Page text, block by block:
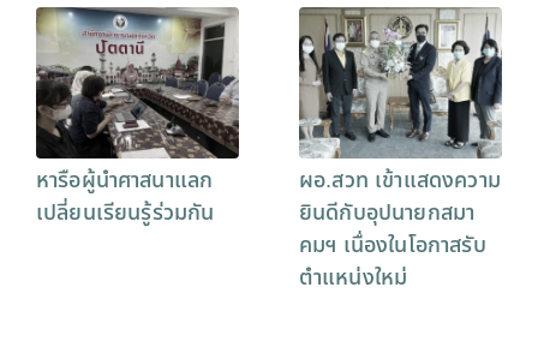
หารือผู้นำศาสนาแลก
เปลี่ยนเรียนรู้ร่วมกัน
ผอ.สวท เข้าแสดงความ
ยินดีกับอุปนายกสมา
คมฯ เนื่องในโอกาสรับ
ตำแหน่งใหม่